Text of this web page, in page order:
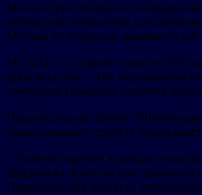
Москва присоединилась к
поддержка повышения
Москвы по вопросам
«К 2024 году проект охватит 563
производства». Эти мероприятия
совершенствованию системы
Национальный проект
национального проекта
«Главной задачей в рамках
поддержка будет
Правительства Москвы,